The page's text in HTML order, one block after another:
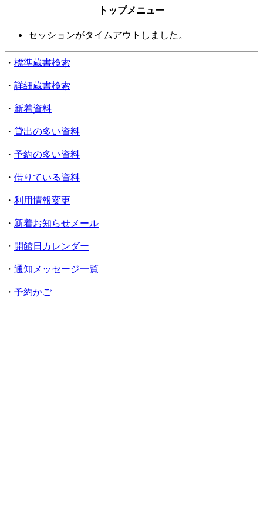
トップメニュー
セッションがタイムアウトしました。
・ 標準蔵書検索
・ 詳細蔵書検索
・ 新着資料
・ 貸出の多い資料
・ 予約の多い資料
・ 借りている資料
・ 利用情報変更
・ 新着お知らせメール
・ 開館日カレンダー
・ 通知メッセージ一覧
・ 予約かご